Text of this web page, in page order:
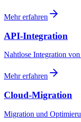
Mehr erfahren
API-Integration
Nahtlose Integration
Mehr erfahren
Cloud-Migration
Migration und